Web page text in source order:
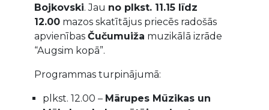
Bojkovski. Jau no plkst. 11.15 līdz
12.00mazos skatītājus priecēs radošās
apvienības Čučumuiža muzikālā izrāde
“Augsim kopā”.
Programmas turpinājumā:
plkst. 12.00 – Mārupes Mūzikas un